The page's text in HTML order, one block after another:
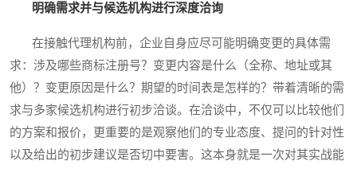
明确需求并与候选机构进行深度洽询
在接触代理机构前，企业自身应尽可能明确变更的具体需
求：涉及哪些商标注册号？变更内容是什么（全称、地址或其
他）？变更原因是什么？期望的时间表是怎样的？带着清晰的需
求与多家候选机构进行初步洽谈。在洽谈中，不仅可以比较他们
的方案和报价，更重要的是观察他们的专业态度、提问的针对性
以及给出的初步建议是否切中要害。这本身就是一次对其实战能